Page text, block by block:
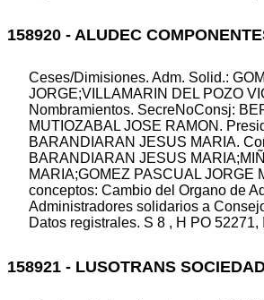
158920 - ALUDEC
Ceses/Dimisiones. Adm. Solid.:
JORGE;VILLAMARIN DEL POZO
Nombramientos. SecreNoConsj:
MUTIOZABAL JOSE RAMON.
BARANDIARAN JESUS MARIA.
BARANDIARAN JESUS
MARIA;GOMEZ PASCUAL JORGE
conceptos: Cambio del Organo de
Administradores solidarios a
Datos registrales. S 8 , H PO 52271,
158921 - LUSOTRANS